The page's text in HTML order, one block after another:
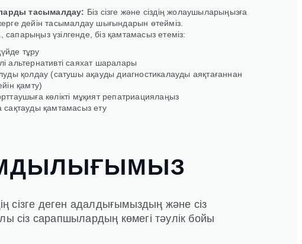
тасымалдау: Біз сізге және сіздің жолаушыларыңызға
дейін тасымалдау шығындарын өтейміз.
үзілгенде, біз қамтамасыз етеміз:
тұру
альтернативті саяхат шаралары
қолдау (сатушы ақауды диагностикалауды аяқтағаннан
қамту)
көлікті мұқият репатриациялаңыз
сақтауды қамтамасыз ету
сізге деген адалдығымыздың және сіз
сіз сарапшылардың көмегі тәулік бойы